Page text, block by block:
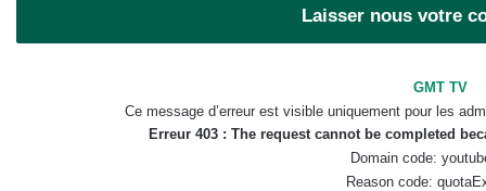
Laisser nous votre
GMT TV
Ce message d’erreur est visible uniquement pour les
Erreur 403 : The request cannot be completed
Domain code:
Reason code: